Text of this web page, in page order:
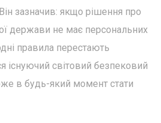
зазначив: якщо рішення про
держави не має персональних
правила перестають
існуючий світовий безпековий
в будь-який момент стати